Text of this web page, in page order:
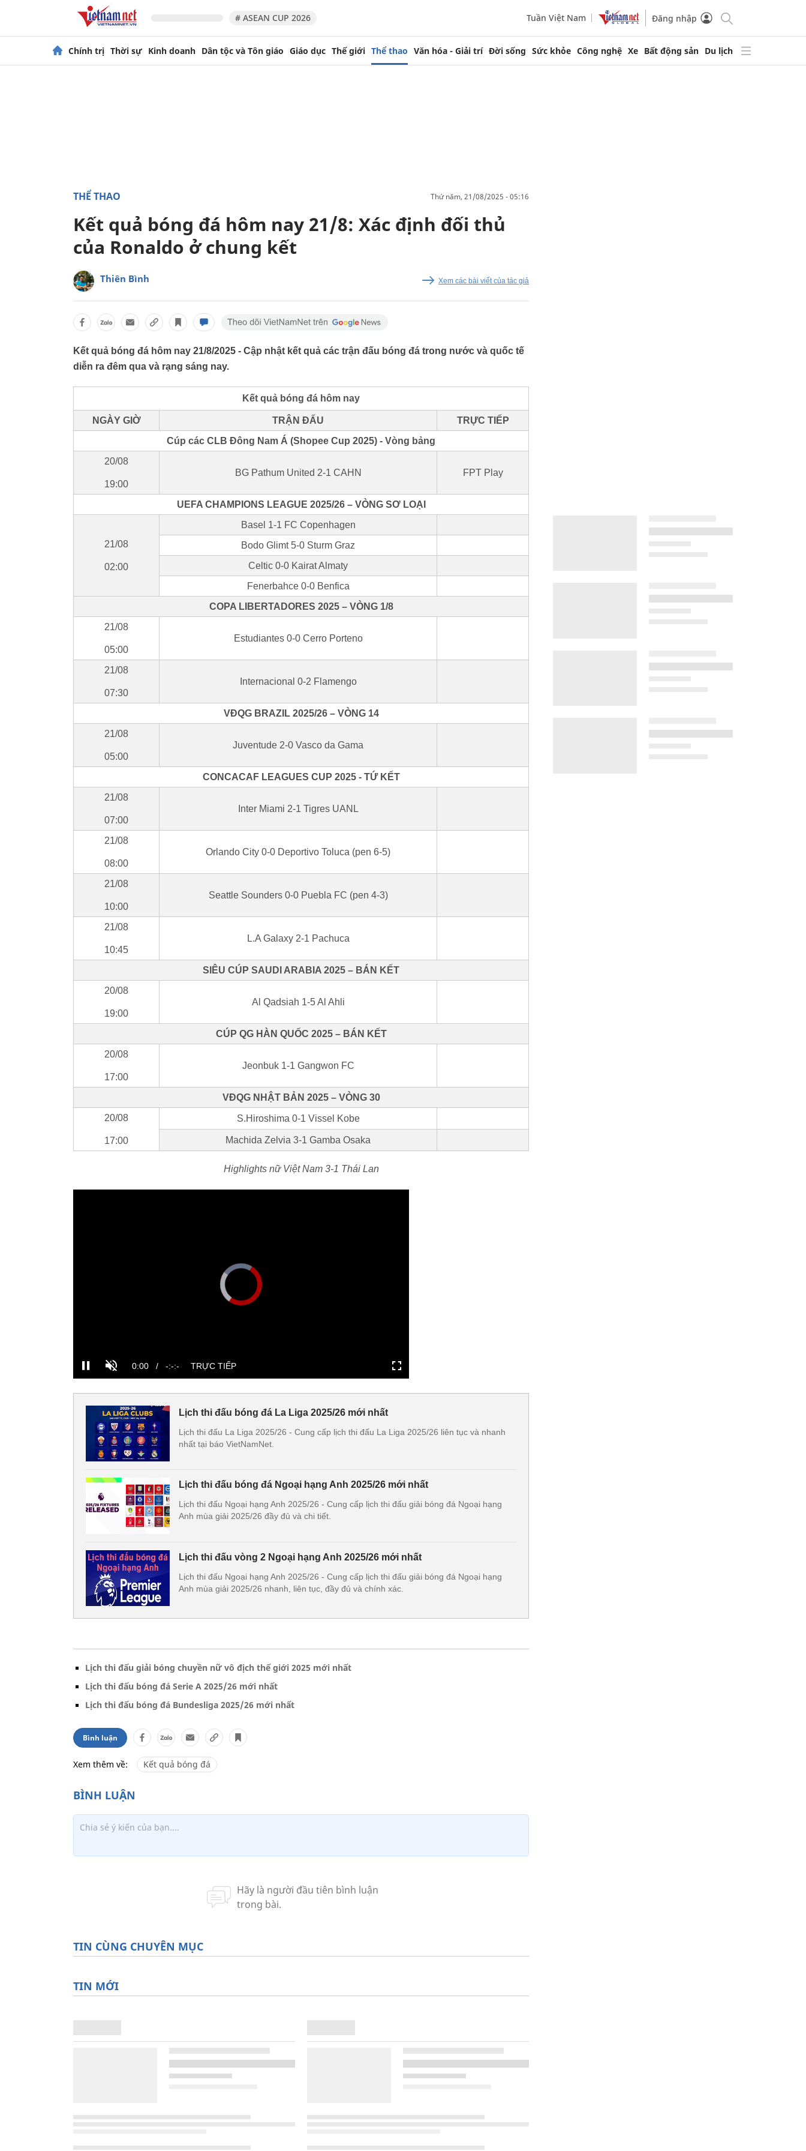
# ASEAN CUP 2026 Tuần Việt Nam Đăng nhập
Chính trị Thời sự Kinh doanh Dân tộc và Tôn giáo Giáo dục Thế giới Thể thao Văn hóa - Giải trí Đời sống Sức khỏe Công nghệ Xe Bất động sản Du lịch
THỂ THAO thứ năm, 21/08/2025 - 05:16
Kết quả bóng đá hôm nay 21/8: Xác định đối thủ
của Ronaldo ở chung kết
Thiên Bình Xem các bài viết của tác giả
Kết quả bóng đá hôm nay 21/8/2025 - Cập nhật kết quả các trận đấu bóng đá trong nước và quốc tế
diễn ra đêm qua và rạng sáng nay.
Kết quả bóng đá hôm nay
NGÀY GIỜ TRẬN ĐẤU
TRỰC TIẾP
Cúp các CLB Đông Nam Á (Shopee Cup 2025) - Vòng bảng
20/08
19:00
BG Pathum United 2-1 CAHN FPT Play
UEFA CHAMPIONS LEAGUE 2025/26 – VÒNG SƠ LOẠI
21/08
02:00
Basel 1-1 FC Copenhagen
Bodo Glimt 5-0 Sturm Graz
Celtic 0-0 Kairat Almaty
Fenerbahce 0-0 Benfica
COPA LIBERTADORES 2025 – VÒNG 1/8
21/08
05:00
Estudiantes 0-0 Cerro Porteno
21/08
07:30
Internacional 0-2 Flamengo
VĐQG BRAZIL 2025/26 – VÒNG 14
21/08
05:00
Juventude 2-0 Vasco da Gama
CONCACAF LEAGUES CUP 2025 - TỨ KẾT
21/08
07:00
Inter Miami 2-1 Tigres UANL
21/08
08:00
Orlando City 0-0 Deportivo Toluca (pen 6-5)
21/08
10:00
Seattle Sounders 0-0 Puebla FC (pen 4-3)
21/08
10:45
L.A Galaxy 2-1 Pachuca
SIÊU CÚP SAUDI ARABIA 2025 – BÁN KẾT
20/08
19:00
Al Qadsiah 1-5 Al Ahli
CÚP QG HÀN QUỐC 2025 – BÁN KẾT
20/08
17:00
Jeonbuk 1-1 Gangwon FC
VĐQG NHẬT BẢN 2025 – VÒNG 30
20/08
17:00
S.Hiroshima 0-1 Vissel Kobe
Machida Zelvia 3-1 Gamba Osaka
Highlights nữ Việt Nam 3-1 Thái Lan
Lịch thi đấu bóng đá La Liga 2025/26 mới nhất
Lịch thi đấu La Liga 2025/26 - Cung cấp lịch thi đấu La Liga 2025/26 liên tục và nhanh
nhất tại báo VietNamNet.
Lịch thi đấu bóng đá Ngoại hạng Anh 2025/26 mới nhất
Lịch thi đấu Ngoại hạng Anh 2025/26 - Cung cấp lịch thi đấu giải bóng đá Ngoại hạng
Anh mùa giải 2025/26 đầy đủ và chi tiết.
Lịch thi đấu vòng 2 Ngoại hạng Anh 2025/26 mới nhất
Lịch thi đấu Ngoại hạng Anh 2025/26 - Cung cấp lịch thi đấu giải bóng đá Ngoại hạng
Anh mùa giải 2025/26 nhanh, liên tục, đầy đủ và chính xác.
Lịch thi đấu giải bóng chuyền nữ vô địch thế giới 2025 mới nhất
Lịch thi đấu bóng đá Serie A 2025/26 mới nhất
Lịch thi đấu bóng đá Bundesliga 2025/26 mới nhất
Bình luận
Xem thêm về: Kết quả bóng đá
TIN CÙNG CHUYÊN MỤC
TIN MỚI